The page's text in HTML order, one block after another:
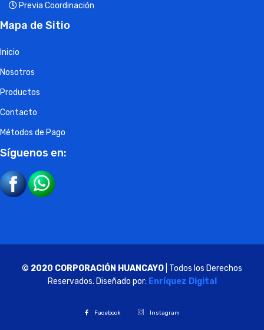
Previa Coordinación
Mapa de Sitio
Inicio
Nosotros
Productos
Contacto
Métodos de Pago
Síguenos en:
© 2020 CORPORACIÓN HUANCAYO | Todos los Derechos
Reservados. Diseñado por: Enríquez Digital
Facebook Instagram